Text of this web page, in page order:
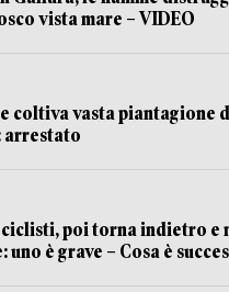
vista mare – VIDEO
coltiva vasta piantagione
arrestato
poi torna indietro e
è grave – Cosa è